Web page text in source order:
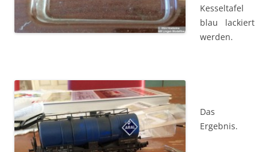
Kesseltafel
blau lackiert
werden.
Das
Ergebnis.